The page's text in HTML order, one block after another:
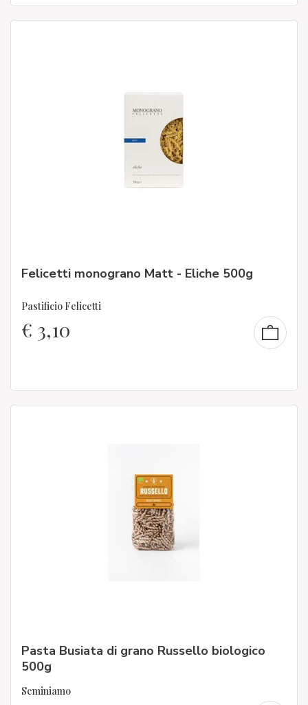
Felicetti monograno Matt - Eliche 500g
Pastificio Felicetti
€ 3,10
Pasta Busiata di grano Russello biologico
500g
Seminiamo